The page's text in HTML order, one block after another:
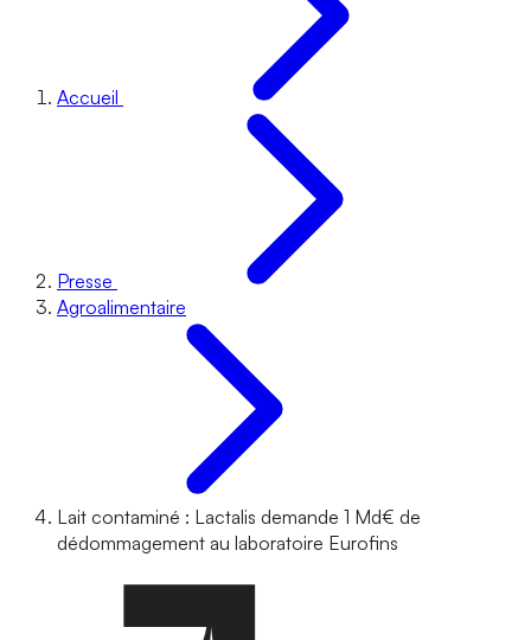
Accueil
Presse
Agroalimentaire
Lait contaminé : Lactalis demande 1 Md€ de
dédommagement au laboratoire Eurofins